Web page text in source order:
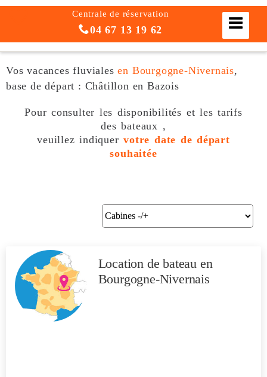
Centrale de réservation
04 67 13 19 62
Vos vacances fluvialesen Bourgogne-Nivernais,
base de départ : Châtillon en Bazois
Pour consulter les disponibilités et les tarifs
des bateaux ,
veuillez indiquervotre date de départ
souhaitée
Location de bateau en
Bourgogne-Nivernais